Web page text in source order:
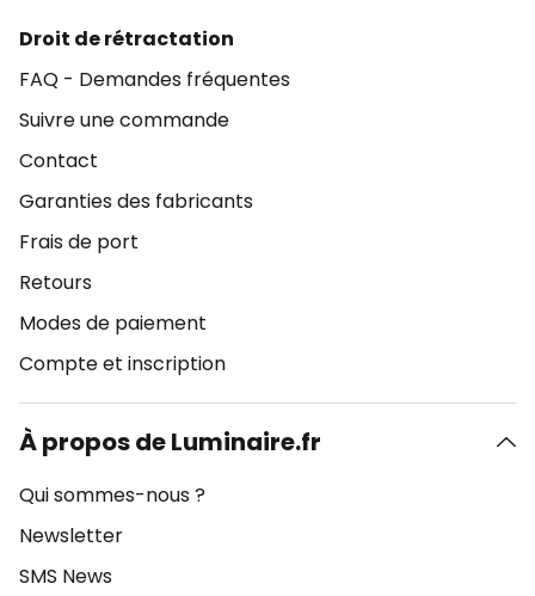
Droit de rétractation
FAQ - Demandes fréquentes
Suivre une commande
Contact
Garanties des fabricants
Frais de port
Retours
Modes de paiement
Compte et inscription
À propos de Luminaire.fr
Qui sommes-nous ?
Newsletter
SMS News